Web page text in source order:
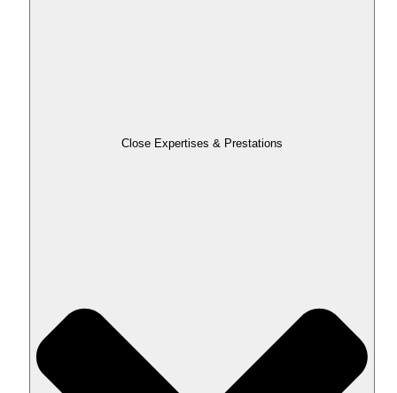
Close Expertises & Prestations